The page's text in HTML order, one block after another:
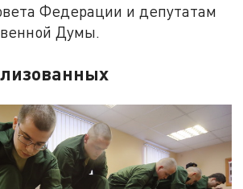
Федерации и депутатам
Думы.